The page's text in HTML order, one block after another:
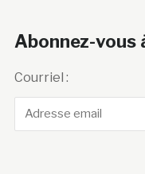
Abonnez-vous
Courriel :